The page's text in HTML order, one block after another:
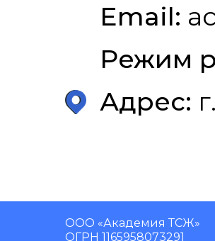
Email:
Режим
ООО «Академия ТСЖ»
ОГРН 1165958073291
Адрес: